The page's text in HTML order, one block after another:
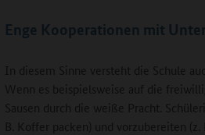
Enge Kooperationen mit
In diesem Sinne versteht die Schule
Wenn es beispielsweise auf die
Sausen durch die weiße Pracht.
B. Koffer packen) und vorzubereiten